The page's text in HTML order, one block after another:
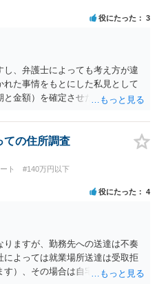
認していきます。 さらに、渡し
かも精査します。 上記を経て、
できるのであれば、まずは交渉
。 ご理解のとおり、詐欺である
刑事事件化が出来るのであれば、
すが、民事上の詐欺の立証以上
については、一度、最寄りの警察
さい。 具体的な見通しに関して
役にたった 3
、弁護士によっても考え方が違
た事情をもとにした私見として
と金額）を確定させた上で、淡々
が高そうであれば時間の浪費
る）になりますし、支払督促及び
面倒な場合があるからです。相
考慮すればよいと思います。 な
、返済の目処も立たずで精神的
ての住所調査
ト
#140万円以下
役にたった 4
ますが、勤務先への送達は不奏
よっては就業場所送達は受取拒
）、その場合は自宅の住所調査